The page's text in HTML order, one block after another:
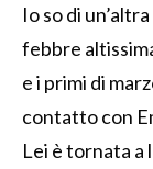
Io so di
febbre
e i primi di
contatto con
Lei è tornata a